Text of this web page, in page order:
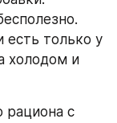
есть только у
холодом и
рациона с